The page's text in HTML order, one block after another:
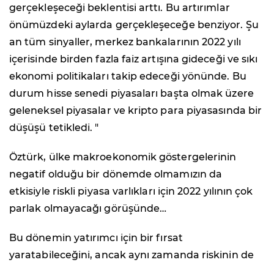
gerçekleşeceği beklentisi arttı. Bu artırımlar
önümüzdeki aylarda gerçekleşeceğe benziyor. Şu
an tüm sinyaller, merkez bankalarının 2022 yılı
içerisinde birden fazla faiz artışına gideceği ve sıkı
ekonomi politikaları takip edeceği yönünde. Bu
durum hisse senedi piyasaları başta olmak üzere
geleneksel piyasalar ve kripto para piyasasında bir
düşüşü tetikledi. "
Öztürk, ülke makroekonomik göstergelerinin
negatif olduğu bir dönemde olmamızın da
etkisiyle riskli piyasa varlıkları için 2022 yılının çok
parlak olmayacağı görüşünde…
Bu dönemin yatırımcı için bir fırsat
yaratabileceğini, ancak aynı zamanda riskinin de